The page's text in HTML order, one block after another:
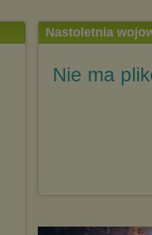
Nastoletnia
Nie ma